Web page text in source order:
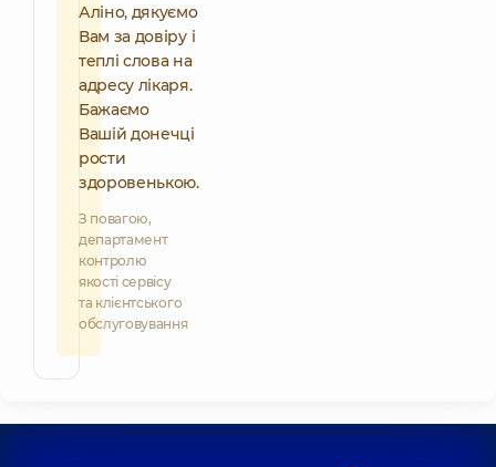
Аліно, дякуємо
Вам за довіру і
теплі слова на
адресу лікаря.
Бажаємо
Вашій донечці
рости
здоровенькою.
З повагою,
департамент
контролю
якості сервісу
та клієнтського
обслуговування